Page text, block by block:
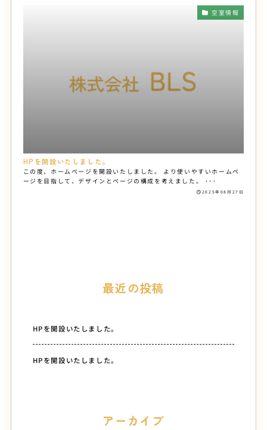
HPを開設いたしました。
2025年08月27日
空室情報
この度、ホームページを開設いたしました。 より使いやすいホームペ
ージを目指して、デザインとページの構成を考えました。 ･･･
最近の投稿
HPを開設いたしました。
HPを開設いたしました。
アーカイブ